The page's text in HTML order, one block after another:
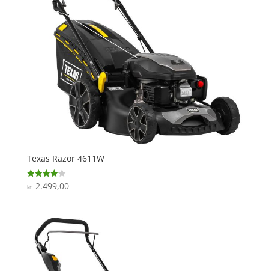
Texas Razor 4611W
Vurderet
4.1
kr.2.499,00